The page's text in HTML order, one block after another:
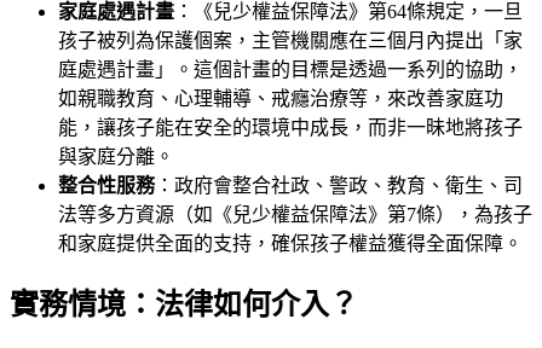
家庭處遇計畫 ：《兒少權益保障法》第64條規定，一旦
孩子被列為保護個案，主管機關應在三個月內提出「家
庭處遇計畫」。這個計畫的目標是透過一系列的協助，
如親職教育、心理輔導、戒癮治療等，來改善家庭功
能，讓孩子能在安全的環境中成長，而非一昧地將孩子
與家庭分離。
整合性服務：政府會整合社政、警政、教育、衛生、司
法等多方資源（如《兒少權益保障法》第7條），為孩子
和家庭提供全面的支持，確保孩子權益獲得全面保障。
實務情境：法律如何介入？